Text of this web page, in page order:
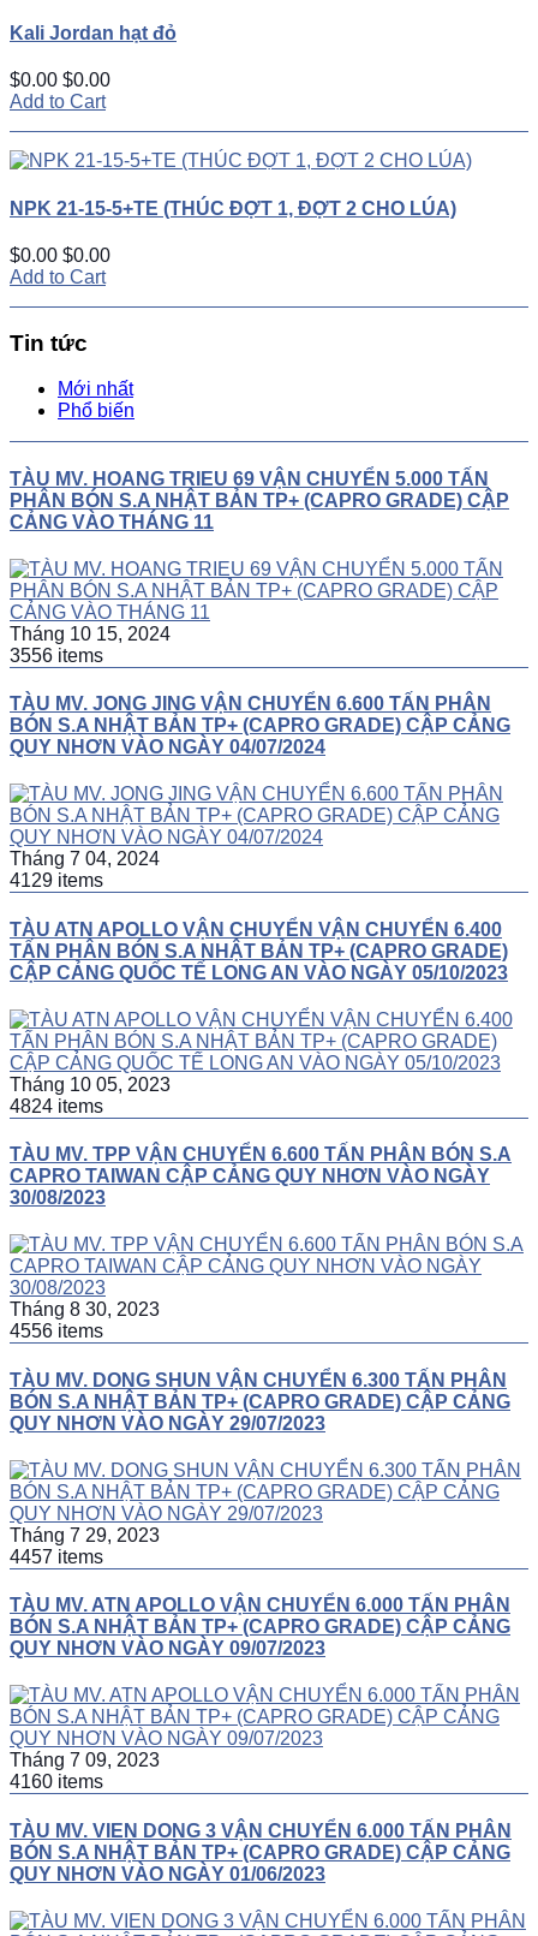
Kali Jordan hạt đỏ
$0.00 $0.00
Add to Cart
NPK 21-15-5+TE (THÚC ĐỢT 1, ĐỢT 2 CHO LÚA)
$0.00 $0.00
Add to Cart
Tin tức
Mới nhất
Phổ biến
TÀU MV. HOANG TRIEU 69 VẬN CHUYỂN 5.000 TẤN
PHÂN BÓN S.A NHẬT BẢN TP+ (CAPRO GRADE) CẬP
CẢNG VÀO THÁNG 11
Tháng 10 15, 2024
3556 items
TÀU MV. JONG JING VẬN CHUYỂN 6.600 TẤN PHÂN
BÓN S.A NHẬT BẢN TP+ (CAPRO GRADE) CẬP CẢNG
QUY NHƠN VÀO NGÀY 04/07/2024
Tháng 7 04, 2024
4129 items
TÀU ATN APOLLO VẬN CHUYỂN VẬN CHUYỂN 6.400
TẤN PHÂN BÓN S.A NHẬT BẢN TP+ (CAPRO GRADE)
CẬP CẢNG QUỐC TẾ LONG AN VÀO NGÀY 05/10/2023
Tháng 10 05, 2023
4824 items
TÀU MV. TPP VẬN CHUYỂN 6.600 TẤN PHÂN BÓN S.A
CAPRO TAIWAN CẬP CẢNG QUY NHƠN VÀO NGÀY
30/08/2023
Tháng 8 30, 2023
4556 items
TÀU MV. DONG SHUN VẬN CHUYỂN 6.300 TẤN PHÂN
BÓN S.A NHẬT BẢN TP+ (CAPRO GRADE) CẬP CẢNG
QUY NHƠN VÀO NGÀY 29/07/2023
Tháng 7 29, 2023
4457 items
TÀU MV. ATN APOLLO VẬN CHUYỂN 6.000 TẤN PHÂN
BÓN S.A NHẬT BẢN TP+ (CAPRO GRADE) CẬP CẢNG
QUY NHƠN VÀO NGÀY 09/07/2023
Tháng 7 09, 2023
4160 items
TÀU MV. VIEN DONG 3 VẬN CHUYỂN 6.000 TẤN PHÂN
BÓN S.A NHẬT BẢN TP+ (CAPRO GRADE) CẬP CẢNG
QUY NHƠN VÀO NGÀY 01/06/2023